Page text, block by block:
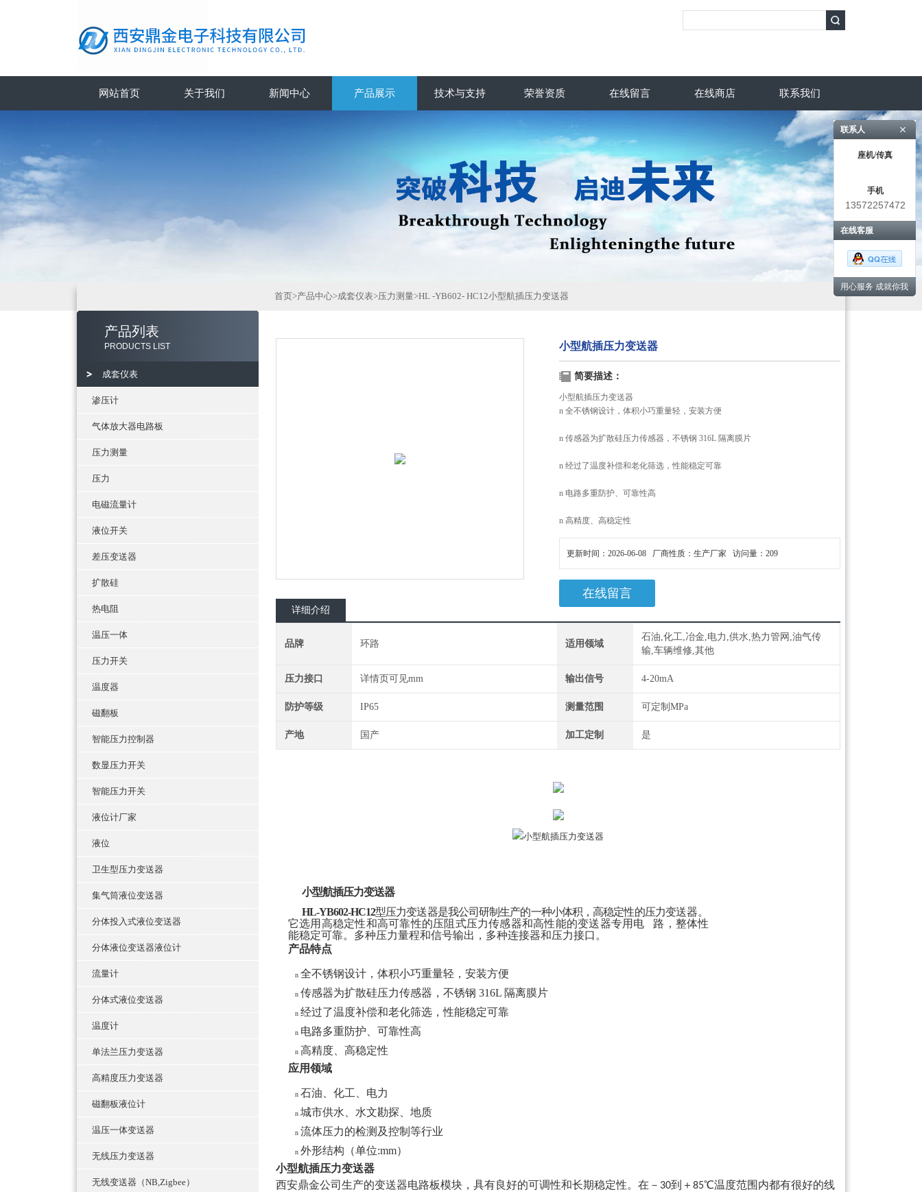
网站首页 关于我们 新闻中心 产品展示 技术与支持 荣誉资质 在线留言 在线商店 联系我们
产品列表
PRODUCTS LIST
成套仪表
渗压计
气体放大器电路板
压力测量
压力
电磁流量计
液位开关
差压变送器
扩散硅
热电阻
温压一体
压力开关
温度器
磁翻板
智能压力控制器
数显压力开关
智能压力开关
液位计厂家
液位
卫生型压力变送器
集气筒液位变送器
分体投入式液位变送器
分体液位变送器液位计
流量计
分体式液位变送器
温度计
单法兰压力变送器
高精度压力变送器
磁翻板液位计
温压一体变送器
无线压力变送器
无线变送器（NB,Zigbee）
首页>产品中心>成套仪表>压力测量>HL -YB602- HC12小型航插压力变送器
小型航插压力变送器
简要描述：
小型航插压力变送器
n 全不锈钢设计，体积小巧重量轻，安装方便
n 传感器为扩散硅压力传感器，不锈钢 316L 隔离膜片
n 经过了温度补偿和老化筛选，性能稳定可靠
n 电路多重防护、可靠性高
n 高精度、高稳定性
更新时间：2026-06-08 厂商性质：生产厂家 访问量：209
在线留言
详细介绍
品牌 环路 适用领域
石油,化工,冶金,电力,供水,热力管网,油气传
输,车辆维修,其他
压力接口 详情页可见mm 输出信号 4-20mA
防护等级 IP65 测量范围 可定制MPa
产地 国产 加工定制 是
小型航插压力变送器
HL-YB602-HC12型压力变送器是我公司研制生产的一种小体积，高稳定性的压力变送器。
它选用高稳定性和高可靠性的压阻式压力传感器和高性能的变送器专用电
路，整体性
能稳定可靠。多种压力量程和信号输出，多种连接器和压力接口。
产品特点
n 全不锈钢设计， 体积小巧重量轻，安装方便
n 传感器为扩散硅压力传感器，不锈钢 316L 隔离膜片
n 经过了温度补偿和老化筛选，性能稳定可靠
n 电路多重防护、可靠性高
n 高精度、高稳定性
应用领域
n 石油、化工、电力
n 城市供水、水文勘探、地质
n 流体压力的检测及控制等行业
n 外形结构（单位:mm）
小型航插压力变送器
西安鼎金公司生产的变送器电路板模块，具有良好的可调性和长期稳定性。在－ 30到＋85℃温度范围内都有很好的线
联系人
座机/传真
手机
13572257472
在线客服
用心服务 成就你我